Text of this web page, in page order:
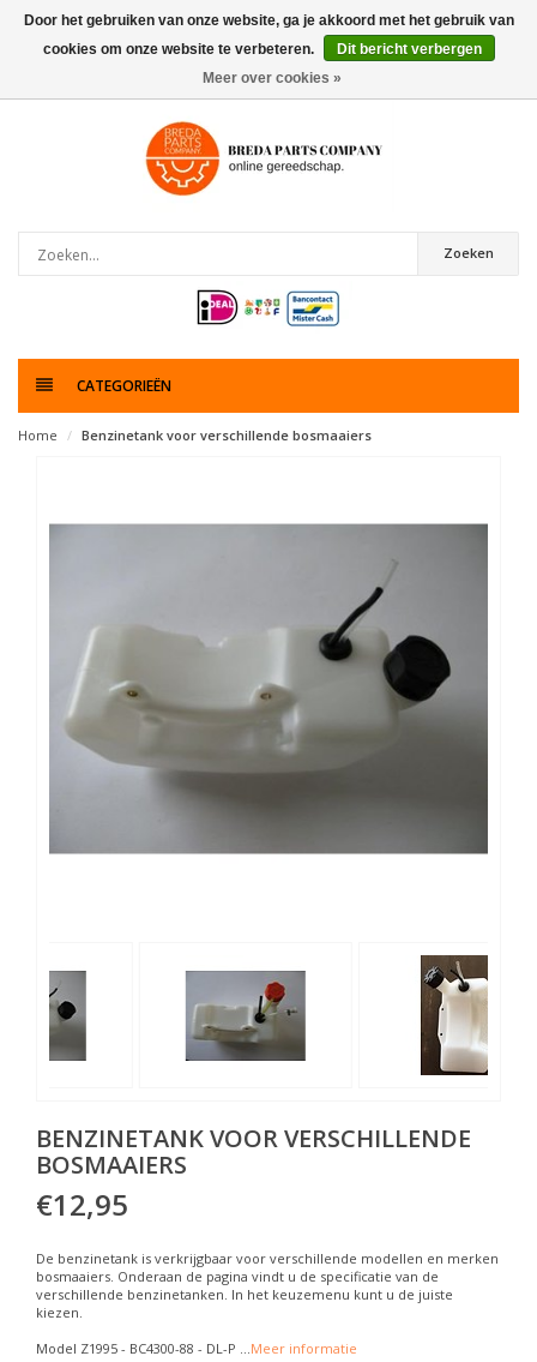
0artikelen
Zoeken
CATEGORIEËN
Home Benzinetank voor verschillende bosmaaiers
BENZINETANK VOOR VERSCHILLENDE
BOSMAAIERS
€12,95
De benzinetank is verkrijgbaar voor verschillende modellen en merken
bosmaaiers. Onderaan de pagina vindt u de specificatie van de
verschillende benzinetanken. In het keuzemenu kunt u de juiste
kiezen.
Model Z1995 - BC4300-88 - DL-P ...Meer informatie
Door het gebruiken van onze website, ga je akkoord met het gebruik van
cookies om onze website te verbeteren.
Dit bericht verbergen
Meer over cookies »